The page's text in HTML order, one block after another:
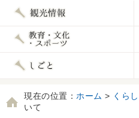
現在の位置： ホーム > くらし
いて